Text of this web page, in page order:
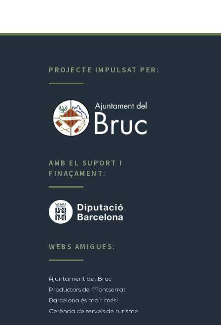
PROJECTE IMPULSAT PER:
AMB EL SUPORT I
FINAÇAMENT:
WEBS AMIGUES:
Ajuntament del Bruc
Productors de Montserrat
Barcelona és molt més!
Gerència de serveis de turisme